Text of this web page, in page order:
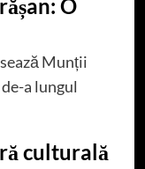
O
Munții
a lungul
culturală